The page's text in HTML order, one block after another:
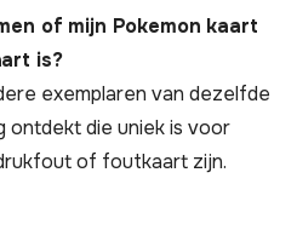
of mijn Pokemon kaart
is?
exemplaren van dezelfde
ontdekt die uniek is voor
of foutkaart zijn.